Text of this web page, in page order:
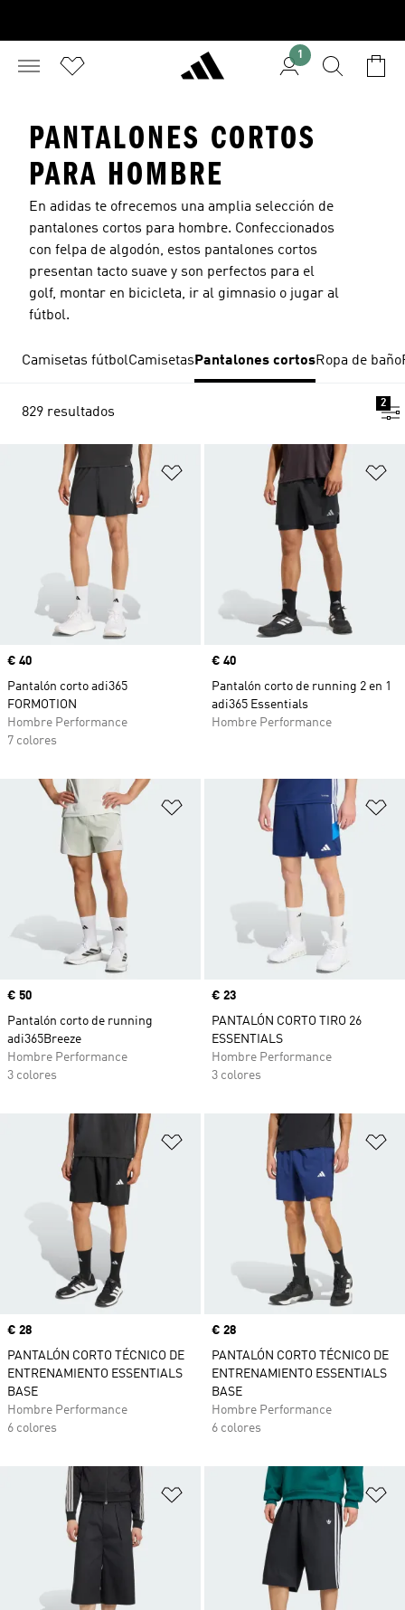
1
PANTALONES CORTOS
PARA HOMBRE
En adidas te ofrecemos una amplia selección de
pantalones cortos para hombre. Confeccionados
con felpa de algodón, estos pantalones cortos
presentan tacto suave y son perfectos para el
golf, montar en bicicleta, ir al gimnasio o jugar al
fútbol.
Camisetas fútbolCamisetas Pantalones cortosRopa de baño
829 resultados
2
Añadir a la lista de deseos
Precio
€ 40
Pantalón corto adi365
FORMOTION
Hombre Performance
7 colores
Precio
€ 40
Pantalón corto de running 2 en 1
adi365 Essentials
Hombre Performance
Añadir a la lista de deseos
Precio
€ 50
Pantalón corto de running
adi365Breeze
Hombre Performance
3 colores
Precio
€ 23
PANTALÓN CORTO TIRO 26
ESSENTIALS
Hombre Performance
3 colores
Añadir a la lista de deseos
Precio
€ 28
PANTALÓN CORTO TÉCNICO DE
ENTRENAMIENTO ESSENTIALS
BASE
Hombre Performance
6 colores
Precio
€ 28
PANTALÓN CORTO TÉCNICO DE
ENTRENAMIENTO ESSENTIALS
BASE
Hombre Performance
6 colores
Añadir a la lista de deseos